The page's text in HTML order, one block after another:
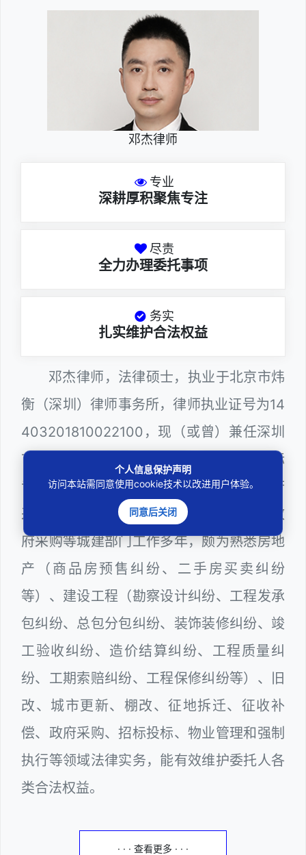
邓杰律师
专业
深耕厚积聚焦专注
尽责
全力办理委托事项
务实
扎实维护合法权益
邓杰律师，法律硕士，执业于北京市炜
衡（深圳）律师事务所，律师执业证号为14
403201810022100，现（或曾）兼任深圳
市某区建筑工务署公职律师、建设工程定标
专家、深圳市人民政府听证员、深圳市政府
采购评审专家（法律类），在建筑工务、政
府采购等城建部门工作多年，颇为熟悉房地
产（商品房预售纠纷、二手房买卖纠纷
等）、建设工程（勘察设计纠纷、工程发承
包纠纷、总包分包纠纷、装饰装修纠纷、竣
工验收纠纷、造价结算纠纷、工程质量纠
纷、工期索赔纠纷、工程保修纠纷等）、旧
改、城市更新、棚改、征地拆迁、征收补
偿、政府采购、招标投标、物业管理和强制
执行等领域法律实务，能有效维护委托人各
类合法权益。
· · · 查看更多 · · ·
个人信息保护声明
访问本站需同意使用cookie技术以改进用户体验。
同意后关闭